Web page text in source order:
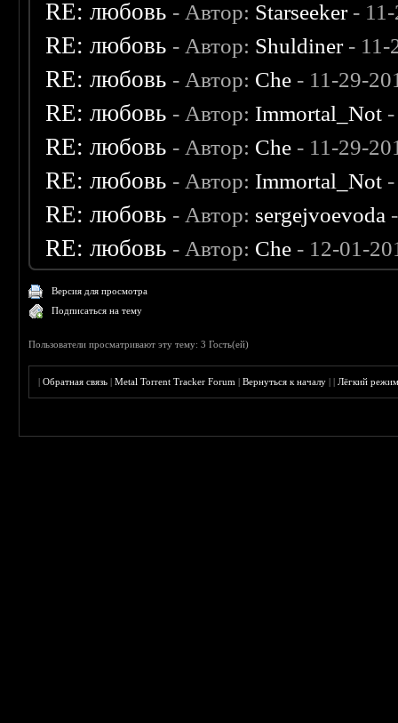
RE: любовь - Автор: Starseeker- 11-
RE: любовь - Автор: Shuldiner- 11-
RE: любовь - Автор: Che - 11-29-
RE: любовь - Автор: Immortal_Not
RE: любовь - Автор: Che - 11-29-
RE: любовь - Автор: Immortal_Not
RE: любовь - Автор: sergejvoevoda
RE: любовь - Автор: Che - 12-01-
Версия для просмотра
Подписаться на тему
Пользователи просматривают эту тему: 3 Гость(ей)
|Обратная связь |Metal Torrent Tracker Forum |Вернуться к началу ||Лёгкий